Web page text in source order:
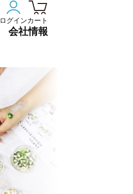
ログインカート
会社情報